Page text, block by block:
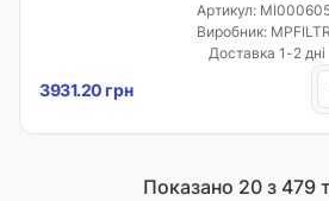
Артикул:
Виробник:
Доставка 1-2 дні
3931.20 грн
Показано 20з 479